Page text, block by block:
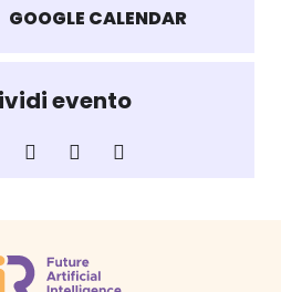
GOOGLE CALENDAR
evento